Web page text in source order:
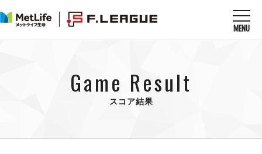
MENU
すべてのニュース
試合を観る MATCHES
Game Result
スコア結果